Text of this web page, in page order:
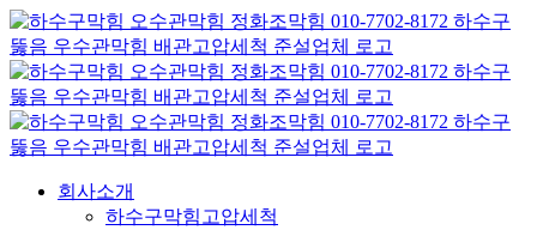
콘
텐
츠
로
건
너
회사소개
하수구막힘고압세척